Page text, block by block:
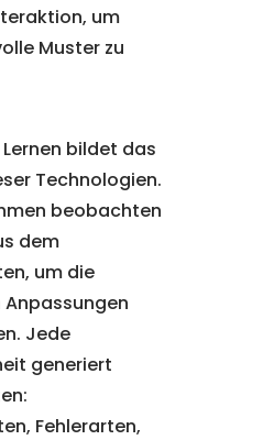
um
Muster zu
bildet das
Technologien.
beobachten
dem
um die
Jede
generiert
Fehlerarten,